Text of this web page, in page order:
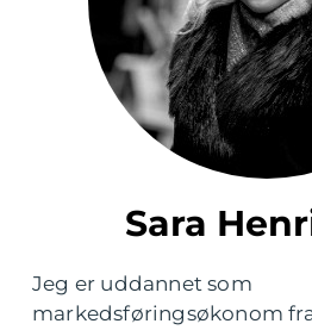
Sara
Jeg er uddannet som
markedsføringsøkonom